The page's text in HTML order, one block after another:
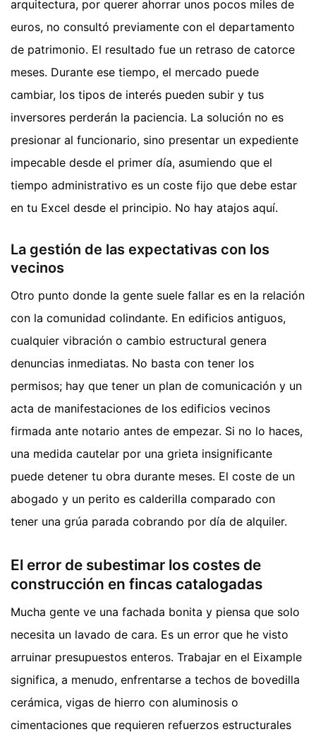
arquitectura, por querer ahorrar unos pocos miles de
euros, no consultó previamente con el departamento
de patrimonio. El resultado fue un retraso de catorce
meses. Durante ese tiempo, el mercado puede
cambiar, los tipos de interés pueden subir y tus
inversores perderán la paciencia. La solución no es
presionar al funcionario, sino presentar un expediente
impecable desde el primer día, asumiendo que el
tiempo administrativo es un coste fijo que debe estar
en tu Excel desde el principio. No hay atajos aquí.
La gestión de las expectativas con los
vecinos
Otro punto donde la gente suele fallar es en la relación
con la comunidad colindante. En edificios antiguos,
cualquier vibración o cambio estructural genera
denuncias inmediatas. No basta con tener los
permisos; hay que tener un plan de comunicación y un
acta de manifestaciones de los edificios vecinos
firmada ante notario antes de empezar. Si no lo haces,
una medida cautelar por una grieta insignificante
puede detener tu obra durante meses. El coste de un
abogado y un perito es calderilla comparado con
tener una grúa parada cobrando por día de alquiler.
El error de subestimar los costes de
construcción en fincas catalogadas
Mucha gente ve una fachada bonita y piensa que solo
necesita un lavado de cara. Es un error que he visto
arruinar presupuestos enteros. Trabajar en el Eixample
significa, a menudo, enfrentarse a techos de bovedilla
cerámica, vigas de hierro con aluminosis o
cimentaciones que requieren refuerzos estructurales